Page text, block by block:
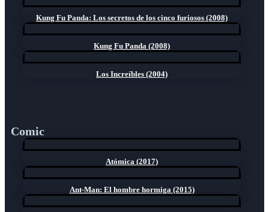
Kung Fu Panda: Los secretos de los cinco furiosos (2008)
Kung Fu Panda (2008)
Los Increíbles (2004)
Comic
Atómica (2017)
Ant-Man: El hombre hormiga (2015)